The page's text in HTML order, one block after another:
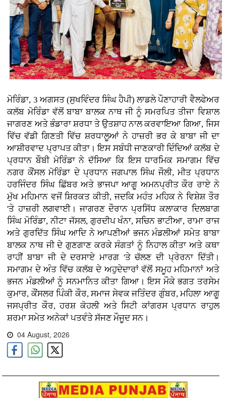
ਮੋਰਿੰਡਾ, 3 ਅਗਸਤ (ਸੁਖਵਿੰਦਰ ਸਿੰਘ ਹੈਪੀ)ਲਾਡਲੇ ਪੌਣਾਹਾਰੀ ਵੈਲਫੇਅਰ
ਕਲੱਬ ਮੋਰਿੰਡਾ ਵੱਲੋਂ ਬਾਬਾ ਬਾਲਕ ਨਾਥ ਜੀ ਨੂੰ ਸਮਰਪਿਤ ਤੀਜਾ ਵਿਸ਼ਾਲ
ਜਾਗਰਣ ਅਤੇ ਭੰਡਾਰਾ ਸ਼ਰਧਾ ਤੇ ਉਤਸ਼ਾਹ ਨਾਲ ਕਰਵਾਇਆ ਗਿਆ, ਜਿਸ
ਵਿੱਚ ਵੱਡੀ ਗਿਣਤੀ ਵਿੱਚ ਸ਼ਰਧਾਲੂਆਂ ਨੇ ਹਾਜ਼ਰੀ ਭਰ ਕੇ ਬਾਬਾ ਜੀ ਦਾ
ਆਸ਼ੀਰਵਾਦ ਪ੍ਰਾਪਤ ਕੀਤਾ। ਇਸ ਸਬੰਧੀ ਜਾਣਕਾਰੀ ਦਿੰਦਿਆਂ ਕਲੱਬ ਦੇ
ਪ੍ਰਧਾਨ ਬੌਬੀ ਮੋਰਿੰਡਾ ਨੇ ਦੱਸਿਆ ਕਿ ਇਸ ਧਾਰਮਿਕ ਸਮਾਗਮ ਵਿੱਚ
ਨਗਰ ਕੌਂਸਲ ਮੋਰਿੰਡਾ ਦੇ ਪ੍ਰਧਾਨ ਜਗਪਾਲ ਸਿੰਘ ਜੌਲੀ, ਮੀਤ ਪ੍ਰਧਾਨ
ਹਰਜਿੰਦਰ ਸਿੰਘ ਛਿੱਬਰ ਅਤੇ ਭਾਜਪਾ ਆਗੂ ਅਮਨਪ੍ਰੀਤ ਕੌਰ ਰਾਏ ਨੇ
ਮੁੱਖ ਮਹਿਮਾਨ ਵਜੋਂ ਸ਼ਿਰਕਤ ਕੀਤੀ, ਜਦਕਿ ਮਹੰਤ ਮਹਿਕ ਨੇ ਵਿਸ਼ੇਸ਼ ਤੌਰ
'ਤੇ ਹਾਜ਼ਰੀ ਲਗਵਾਈ। ਜਾਗਰਣ ਦੌਰਾਨ ਪ੍ਰਸਿੱਧ ਕਲਾਕਾਰ ਦਿਲਬਾਗ
ਸਿੰਘ ਮੋਰਿੰਡਾ, ਨੀਟਾ ਜੱਸਲ, ਗੁਰਦੀਪ ਖੰਨਾ, ਸਚਿਨ ਭਾਟੀਆ, ਰਾਮਾ ਰਾਜ
ਅਤੇ ਗੁਰਦਿੱਤ ਸਿੰਘ ਆਦਿ ਨੇ ਆਪਣੀਆਂ ਭਜਨ ਮੰਡਲੀਆਂ ਸਮੇਤ ਬਾਬਾ
ਬਾਲਕ ਨਾਥ ਜੀ ਦੇ ਗੁਣਗਾਣ ਕਰਕੇ ਸੰਗਤਾਂ ਨੂੰ ਨਿਹਾਲ ਕੀਤਾ ਅਤੇ ਕਥਾ
ਰਾਹੀਂ ਬਾਬਾ ਜੀ ਦੇ ਦਰਸਾਏ ਮਾਰਗ 'ਤੇ ਚੱਲਣ ਦੀ ਪ੍ਰੇਰਨਾ ਦਿੱਤੀ।
ਸਮਾਗਮ ਦੇ ਅੰਤ ਵਿੱਚ ਕਲੱਬ ਦੇ ਅਹੁਦੇਦਾਰਾਂ ਵੱਲੋਂ ਸਮੂਹ ਮਹਿਮਾਨਾਂ ਅਤੇ
ਭਜਨ ਮੰਡਲੀਆਂ ਨੂੰ ਸਨਮਾਨਿਤ ਕੀਤਾ ਗਿਆ। ਇਸ ਮੌਕੇ ਭਗਤ ਤਰਸੇਮ
ਕੁਮਾਰ, ਕੌਂਸਲਰ ਪਿੰਕੀ ਕੌਰ, ਸਮਾਜ ਸੇਵਕ ਜਤਿੰਦਰ ਗੁੰਬਰ, ਮਹਿਲਾ ਆਗੂ
ਜਸਪ੍ਰੀਤ ਕੌਰ, ਹਰਸ਼ ਕੋਹਲੀ ਅਤੇ ਸਿਟੀ ਕਾਂਗਰਸ ਪ੍ਰਧਾਨ ਰਾਹੁਲ
ਸ਼ਰਮਾ ਸਮੇਤ ਅਨੇਕਾਂ ਪਤਵੰਤੇ ਸੱਜਣ ਮੌਜੂਦ ਸਨ।
04 August, 2026